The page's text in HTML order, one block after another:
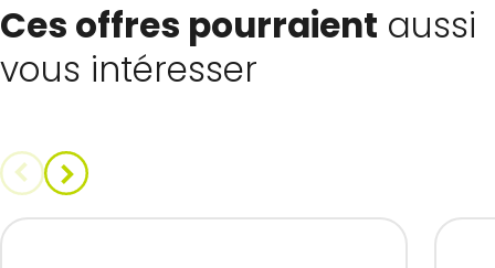
Ces offres pourraient aussi
vous intéresser